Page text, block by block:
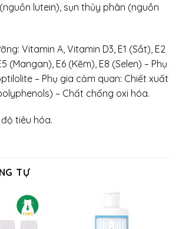
lutein), sụn thủy phân (nguồn
Vitamin A, Vitamin D3, E1 (Sắt), E2
(Mangan), E6 (Kẽm), E8 (Selen) – Phụ
– Phụ gia cảm quan: Chiết xuất
– Chất chống oxi hóa.
độ tiêu hóa.
TỰ